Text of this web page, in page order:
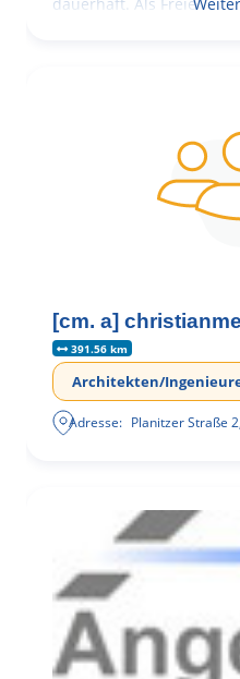
[cm. a]
391.56 km
Architekten/
Adresse: Planitzer Straße 2